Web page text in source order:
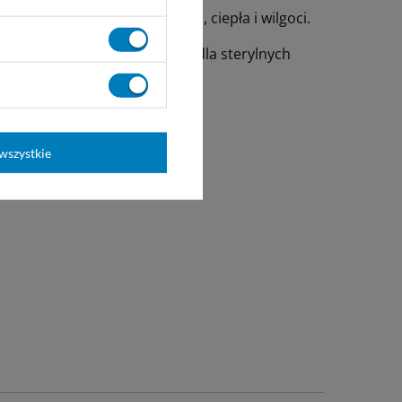
światła słonecznego, ciepła i wilgoci.
Stanów Zjednoczonych dla sterylnych